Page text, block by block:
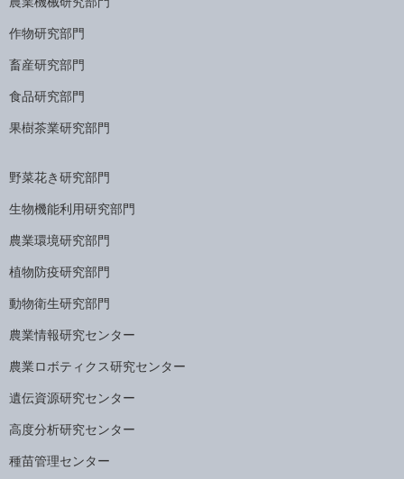
作物研究部門
畜産研究部門
食品研究部門
果樹茶業研究部門
野菜花き研究部門
生物機能利用研究部門
農業環境研究部門
植物防疫研究部門
動物衛生研究部門
農業情報研究センター
農業ロボティクス研究センター
遺伝資源研究センター
高度分析研究センター
種苗管理センター